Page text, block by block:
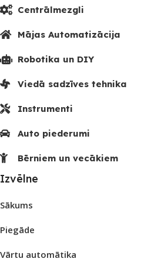
Centrālmezgli
Mājas Automatizācija
Robotika un DIY
Viedā sadzīves tehnika
Instrumenti
Auto piederumi
Bērniem un vecākiem
Izvēlne
Sākums
Piegāde
Vārtu automātika